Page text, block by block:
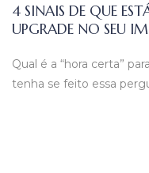
4 SINAIS DE QUE
UPGRADE NO SEU
Qual é a “hora certa”
tenha se feito essa